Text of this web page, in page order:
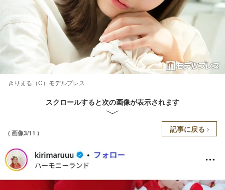
きりまる（C）モデルプレス
スクロールすると次の画像が表示されます
( 画像3/11 ) 記事に戻る